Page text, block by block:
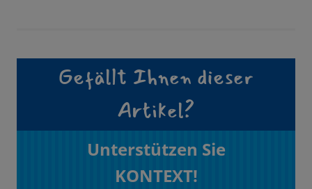
Gefällt Ihnen dieser
Artikel?
Unterstützen Sie
KONTEXT!